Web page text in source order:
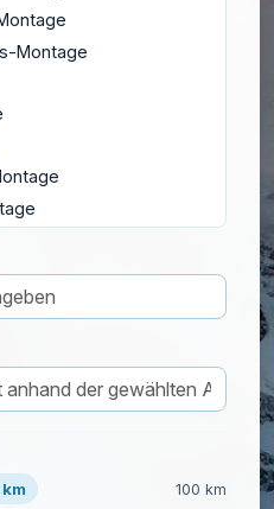
Montage
und Obstgarten
100 km